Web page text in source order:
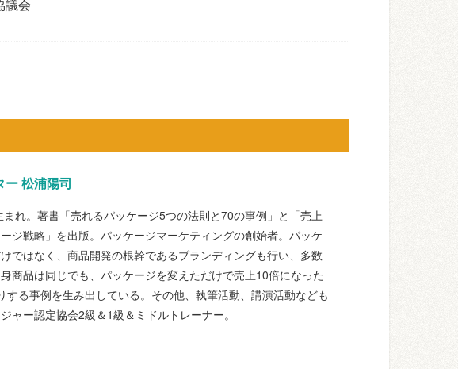
議会
松浦陽司
れ。著書「売れるパッケージ5つの法則と70の事例」と「売上
ジ戦略」を出版。パッケージマーケティングの創始者。パッケ
ではなく、商品開発の根幹であるブランディングも行い、多数
商品は同じでも、パッケージを変えただけで売上10倍になった
する事例を生み出している。その他、執筆活動、講演活動なども
ャー認定協会2級＆1級＆ミドルトレーナー。